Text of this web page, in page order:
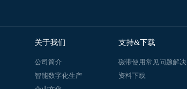
关于我们
公司简介
智能数字化生产
支持&下载
碳带使用常见问题解决
资料下载